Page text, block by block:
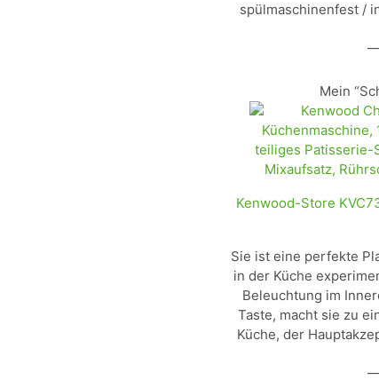
spülmaschinenfest /
Mein
Kenwood-Store
Sie ist eine perfekte
in der Küche
Beleuchtung im
Taste, macht sie zu
Küche, der